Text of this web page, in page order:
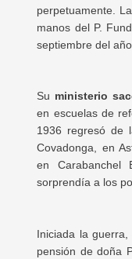
perpetuamente.
manos del P.
septiembre del
Su ministerio
en escuelas de
1936 regresó de
Covadonga, en
en Carabanchel
sorprendía a los
Iniciada la
pensión de doña